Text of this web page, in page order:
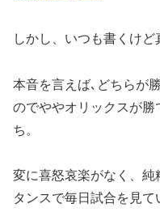
しかし、いつも書くけど
本音を言えば､どちらが
のでややオリックスが
ち。
変に喜怒哀楽がなく、純
タンスで毎日試合を見て